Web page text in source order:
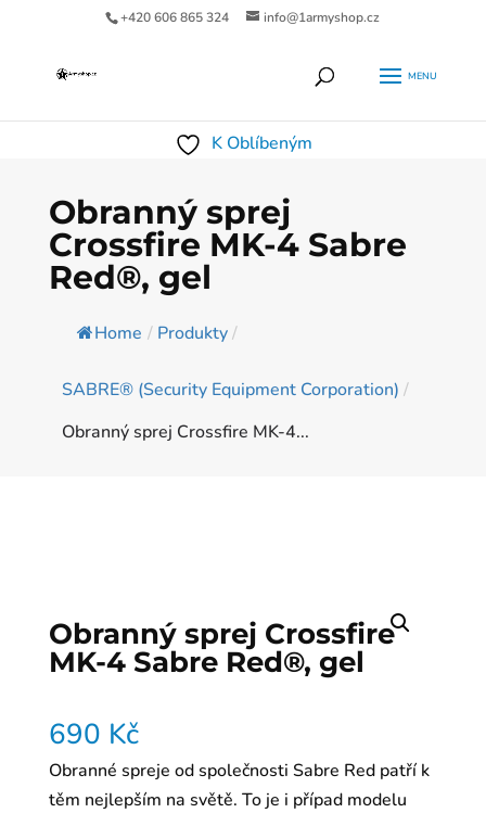
+420 606 865 324 info@1armyshop.cz
K Oblíbeným
Obranný sprej
Crossfire MK-4 Sabre
Red®, gel
Home / Produkty/
SABRE® (Security Equipment Corporation) /
Obranný sprej Crossfire MK-4...
Obranný sprej Crossfire
MK-4 Sabre Red®, gel
690 Kč
Obranné spreje od společnosti Sabre Red patří k
těm nejlepším na světě. To je i případ modelu